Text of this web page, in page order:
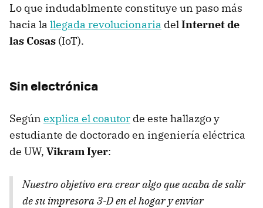
Lo que indudablmente constituye un paso más
hacia la llegada revolucionaria delInternet de
las Cosas (IoT).
Sin electrónica
Según explica el coautor de este hallazgo y
estudiante de doctorado en ingeniería eléctrica
de UW, Vikram Iyer:
Nuestro objetivo era crear algo que acaba de salir
de su impresora 3-D en el hogar y enviar